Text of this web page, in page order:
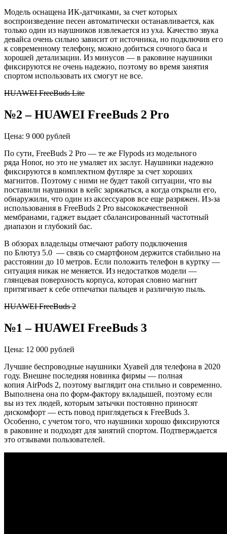
Модель оснащена ИК-датчиками, за счет которых
воспроизведение песен автоматически останавливается, как
только один из наушников извлекается из уха. Качество звука
девайса очень сильно зависит от источника, но подключив его
к современному телефону, можно добиться сочного баса и
хорошей детализации. Из минусов — в раковине наушники
фиксируются не очень надежно, поэтому во время занятия
спортом использовать их смогут не все.
HUAWEI FreeBuds Lite
№2 – HUAWEI FreeBuds 2 Pro
Цена: 9 000 рублей
По сути, FreeBuds 2 Pro — те же Flypods из модельного
ряда Honor, но это не умаляет их заслуг. Наушники надежно
фиксируются в комплектном футляре за счет хороших
магнитов. Поэтому с ними не будет такой ситуации, что вы
поставили наушники в кейс заряжаться, а когда открыли его,
обнаружили, что один из аксессуаров все еще разряжен. Из-за
использования в FreeBuds 2 Pro высококачественной
мембранами, гаджет выдает сбалансированный частотный
диапазон и глубокий бас.
В обзорах владельцы отмечают работу подключения
по Блютуз 5.0 — связь со смартфоном держится стабильно на
расстоянии до 10 метров. Если положить телефон в куртку —
ситуация никак не меняется. Из недостатков модели —
глянцевая поверхность корпуса, которая словно магнит
притягивает к себе отпечатки пальцев и различную пыль.
HUAWEI FreeBuds 2
№1 – HUAWEI FreeBuds 3
Цена: 12 000 рублей
Лучшие беспроводные наушники Хуавей для телефона в 2020
году. Внешне последняя новинка фирмы — полная
копия AirPods 2, поэтому выглядит она стильно и современно.
Выполнена она по форм-фактору вкладышей, поэтому если
вы из тех людей, которым затычки постоянно приносят
дискомфорт — есть повод приглядеться к FreeBuds 3.
Особенно, с учетом того, что наушники хорошо фиксируются
в раковине и подходят для занятий спортом. Подтверждается
это отзывами пользователей.